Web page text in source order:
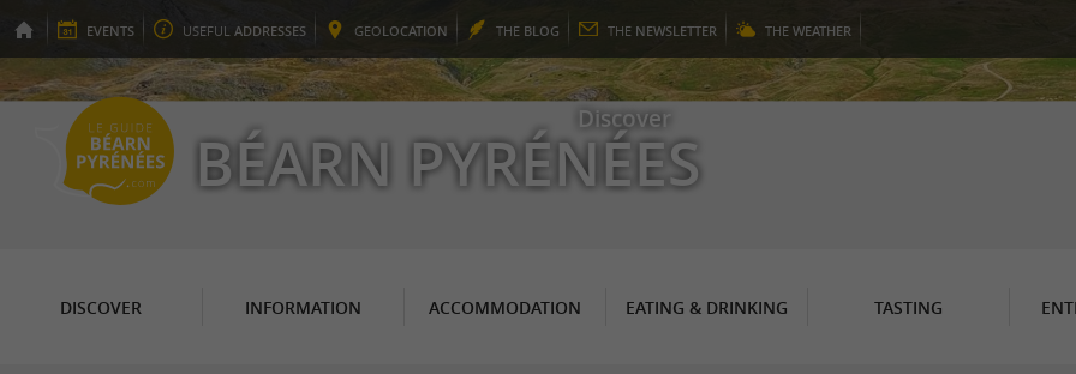
EVENTS USEFUL ADDRESSES GEOLOCATION THE BLOG THE NEWSLETTER THE WEATHER
Discover
BÉARN PYRÉNÉES
DISCOVER INFORMATION ACCOMMODATION EATING & DRINKING TASTING